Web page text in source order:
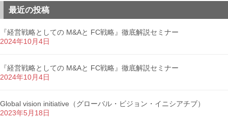
最近の投稿
『経営戦略としての M&Aと FC戦略』徹底解説セミナー
2024年10月4日
『経営戦略としての M&Aと FC戦略』徹底解説セミナー
2024年10月4日
Global vision initiative（グローバル・ビジョン・イニシアチブ）
2023年5月18日